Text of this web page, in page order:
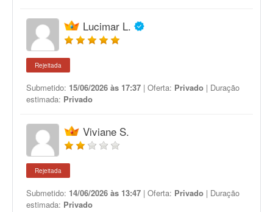
Lucimar L.
Rejeitada
Submetido: 15/06/2026 às 17:37 | Oferta: Privado | Duração
estimada: Privado
Viviane S.
Rejeitada
Submetido: 14/06/2026 às 13:47 | Oferta: Privado | Duração
estimada: Privado